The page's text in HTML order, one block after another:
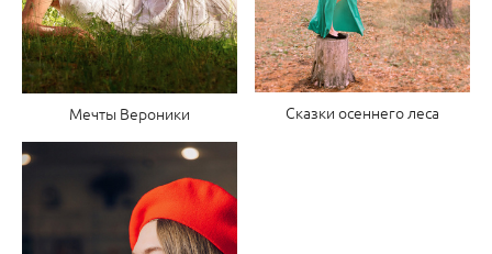
Мечты Вероники Сказки осеннего леса